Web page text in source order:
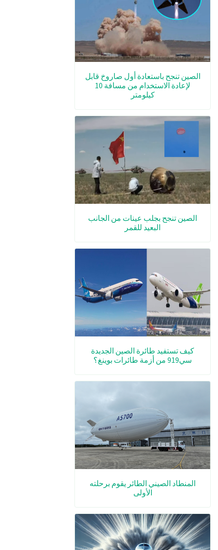
الصين تنجح باستعادة أول صاروخ قابل
لإعادة الاستخدام من مسافة 10
كيلومتر
الصين تنجح بجلب عينات من الجانب
البعيد للقمر
كيف تستفيد طائرة الصين الجديدة
سي919 من أزمة طائرات بوينغ؟
المنطاد الصيني الطائر يقوم برحلته
الأولى